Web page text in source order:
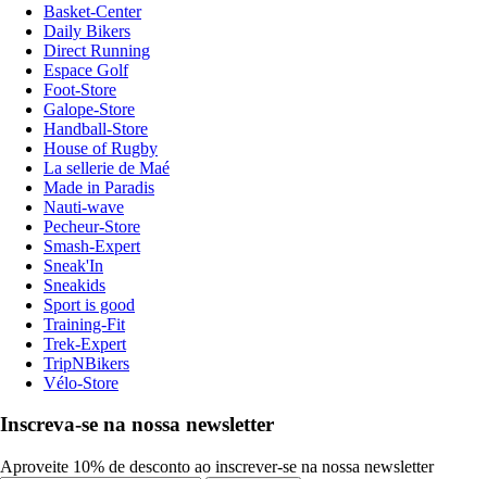
Basket-Center
Daily Bikers
Direct Running
Espace Golf
Foot-Store
Galope-Store
Handball-Store
House of Rugby
La sellerie de Maé
Made in Paradis
Nauti-wave
Pecheur-Store
Smash-Expert
Sneak'In
Sneakids
Sport is good
Training-Fit
Trek-Expert
TripNBikers
Vélo-Store
Inscreva-se na nossa newsletter
Aproveite 10% de desconto ao inscrever-se na nossa newsletter